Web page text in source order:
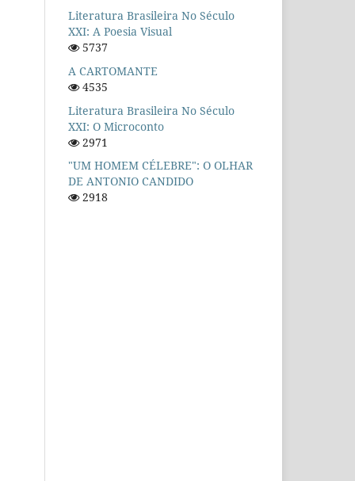
Literatura Brasileira No Século
XXI: A Poesia Visual
5737
A CARTOMANTE
4535
Literatura Brasileira No Século
XXI: O Microconto
2971
"UM HOMEM CÉLEBRE": O OLHAR
DE ANTONIO CANDIDO
2918